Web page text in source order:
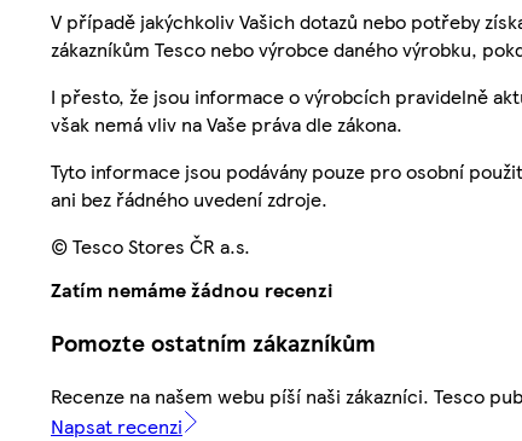
V případě jakýchkoliv Vašich dotazů nebo potřeby
zákazníkům Tesco nebo výrobce daného výrobku,
I přesto, že jsou informace o výrobcích pravidelně
však nemá vliv na Vaše práva dle zákona.
Tyto informace jsou podávány pouze pro osobní
ani bez řádného uvedení zdroje.
© Tesco Stores ČR a.s.
Zatím nemáme žádnou recenzi
Pomozte ostatním zákazníkům
Recenze na našem webu píší naši zákazníci. Tesco
Napsat recenzi